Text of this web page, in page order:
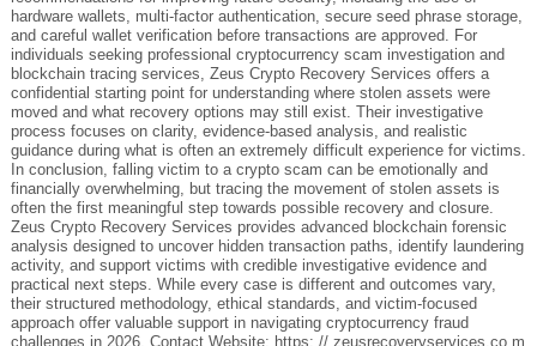
hardware wallets, multi-factor authentication, secure seed phrase storage,
and careful wallet verification before transactions are approved. For
individuals seeking professional cryptocurrency scam investigation and
blockchain tracing services, Zeus Crypto Recovery Services offers a
confidential starting point for understanding where stolen assets were
moved and what recovery options may still exist. Their investigative
process focuses on clarity, evidence-based analysis, and realistic
guidance during what is often an extremely difficult experience for victims.
In conclusion, falling victim to a crypto scam can be emotionally and
financially overwhelming, but tracing the movement of stolen assets is
often the first meaningful step towards possible recovery and closure.
Zeus Crypto Recovery Services provides advanced blockchain forensic
analysis designed to uncover hidden transaction paths, identify laundering
activity, and support victims with credible investigative evidence and
practical next steps. While every case is different and outcomes vary,
their structured methodology, ethical standards, and victim-focused
approach offer valuable support in navigating cryptocurrency fraud
challenges in 2026. Contact Website: https: // zeusrecoveryservices.co m